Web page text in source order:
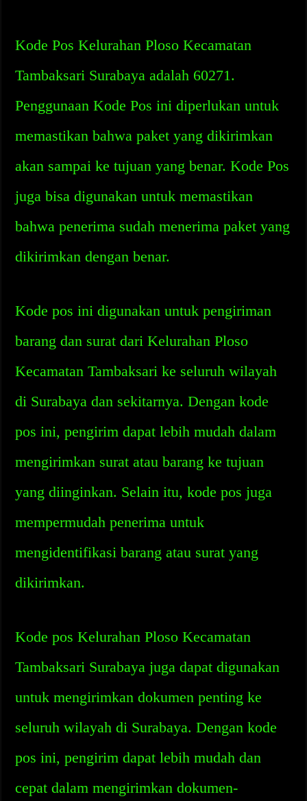
Kode Pos Kelurahan Ploso Kecamatan
Tambaksari Surabaya adalah 60271.
Penggunaan Kode Pos ini diperlukan untuk
memastikan bahwa paket yang dikirimkan
akan sampai ke tujuan yang benar. Kode Pos
juga bisa digunakan untuk memastikan
bahwa penerima sudah menerima paket yang
dikirimkan dengan benar.
Kode pos ini digunakan untuk pengiriman
barang dan surat dari Kelurahan Ploso
Kecamatan Tambaksari ke seluruh wilayah
di Surabaya dan sekitarnya. Dengan kode
pos ini, pengirim dapat lebih mudah dalam
mengirimkan surat atau barang ke tujuan
yang diinginkan. Selain itu, kode pos juga
mempermudah penerima untuk
mengidentifikasi barang atau surat yang
dikirimkan.
Kode pos Kelurahan Ploso Kecamatan
Tambaksari Surabaya juga dapat digunakan
untuk mengirimkan dokumen penting ke
seluruh wilayah di Surabaya. Dengan kode
pos ini, pengirim dapat lebih mudah dan
cepat dalam mengirimkan dokumen-